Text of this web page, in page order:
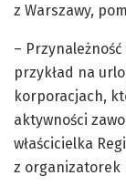
z Warszawy,
–
przykład na
korporacjach,
aktywności
właścicielka
z organizatorek